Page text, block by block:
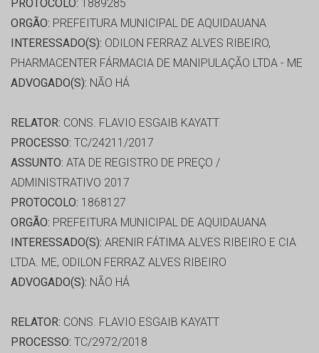
PROTOCOLO: 1889285
ORGÃO: PREFEITURA MUNICIPAL DE AQUIDAUANA
INTERESSADO(S): ODILON FERRAZ ALVES RIBEIRO,
PHARMACENTER FÁRMACIA DE MANIPULAÇÃO LTDA - ME
ADVOGADO(S): NÃO HÁ
RELATOR: CONS. FLAVIO ESGAIB KAYATT
PROCESSO: TC/24211/2017
ASSUNTO: ATA DE REGISTRO DE PREÇO /
ADMINISTRATIVO 2017
PROTOCOLO: 1868127
ORGÃO: PREFEITURA MUNICIPAL DE AQUIDAUANA
INTERESSADO(S): ARENIR FÁTIMA ALVES RIBEIRO E CIA
LTDA. ME, ODILON FERRAZ ALVES RIBEIRO
ADVOGADO(S): NÃO HÁ
RELATOR: CONS. FLAVIO ESGAIB KAYATT
PROCESSO: TC/2972/2018